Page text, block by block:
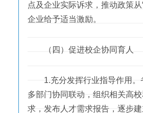
点及企业实际诉求，推动政策
企业给予适当激励。
（四）促进校企协同育人
1.充分发挥行业指导作用。
多部门协同联动，组织相关高
求，发布人才需求报告，逐步